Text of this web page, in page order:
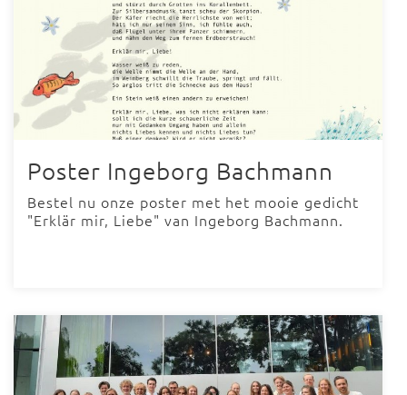
Poster Ingeborg Bachmann
Bestel nu onze poster met het mooie gedicht
"Erklär mir, Liebe" van Ingeborg Bachmann.